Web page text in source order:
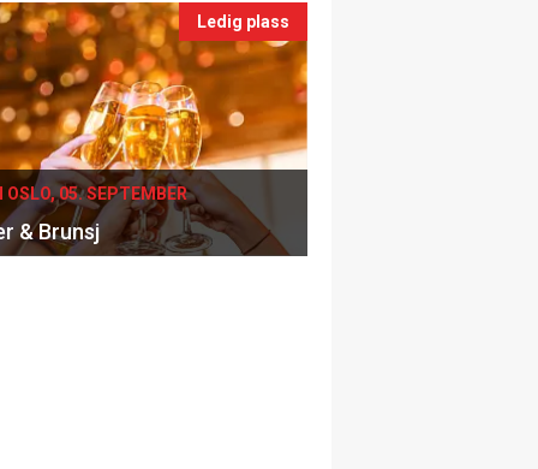
Ledig plass
OSLO, 05. SEPTEMBER
& Brunsj